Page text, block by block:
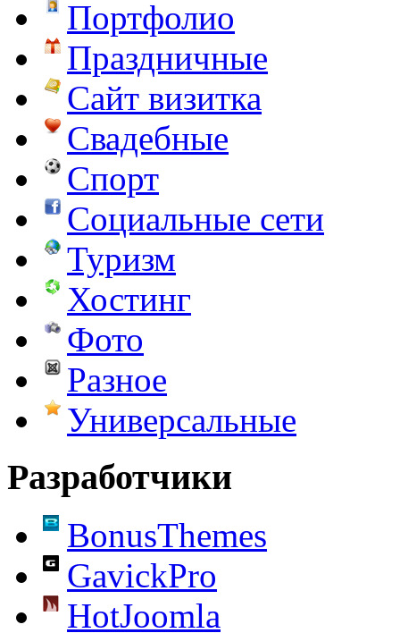
Портфолио
Праздничные
Сайт визитка
Свадебные
Спорт
Социальные сети
Туризм
Хостинг
Фото
Разное
Универсальные
Разработчики
BonusThemes
GavickPro
HotJoomla